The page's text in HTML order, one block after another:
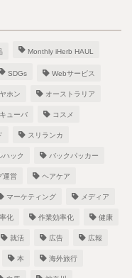
Monthly iHerb HAUL
SDGs Webサービス
ホン オーストラリア
キューバ コスメ
スリランカ
ハック バックパッカー
運営 ヘアケア
マーケティング メディア
化 作業効率化 健康
就活 広告 広報
本 海外旅行